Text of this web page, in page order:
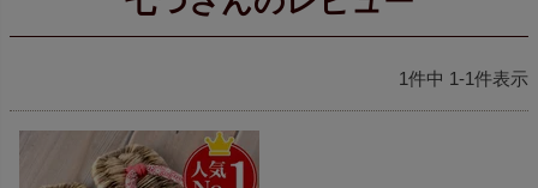
1件中 1-1件表示